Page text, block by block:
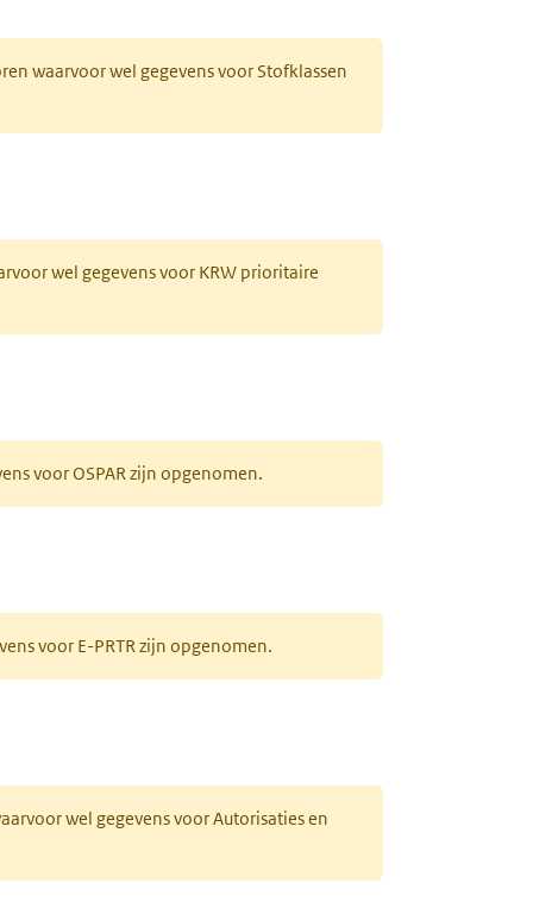
waarvoor wel gegevens voor Stofklassen
wel gegevens voor KRW prioritaire
voor OSPAR zijn opgenomen.
voor E-PRTR zijn opgenomen.
wel gegevens voor Autorisaties en